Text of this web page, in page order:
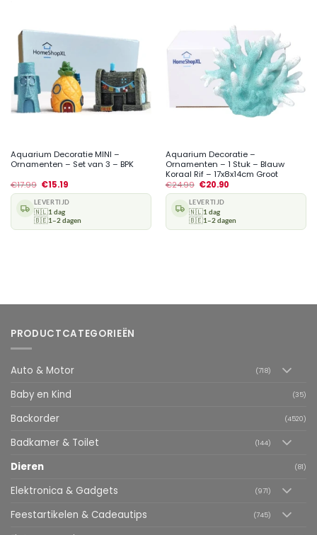
Aquarium Decoratie MINI –
Ornamenten – Set van 3 – BPK
€17.99 €15.19
LEVERTIJD
🇳🇱1 dag
🇧🇪1–2 dagen
Aquarium Decoratie –
Ornamenten – 1 Stuk – Blauw
Koraal Rif – 17x8x14cm Groot
€24.99 €20.90
LEVERTIJD
🇳🇱1 dag
🇧🇪1–2 dagen
PRODUCTCATEGORIEËN
Auto & Motor (718)
Baby en Kind (35)
Backorder (4520)
Badkamer & Toilet (144)
Dieren (81)
Elektronica & Gadgets (971)
Feestartikelen & Cadeautips (745)